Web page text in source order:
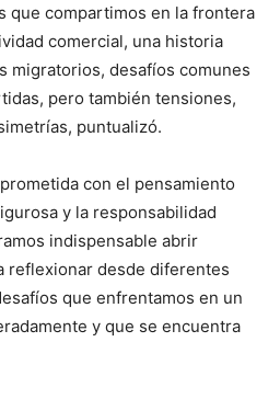
que compartimos en la frontera
comercial, una historia
migratorios, desafíos comunes
pero también tensiones,
puntualizó.
con el pensamiento
y la responsabilidad
indispensable abrir
reflexionar desde diferentes
que enfrentamos en un
y que se encuentra